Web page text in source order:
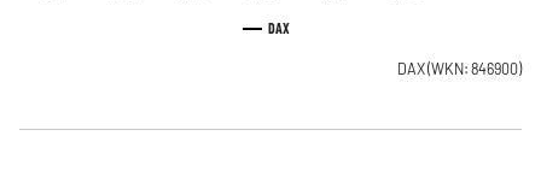
DAX
DAX(WKN: 846900)